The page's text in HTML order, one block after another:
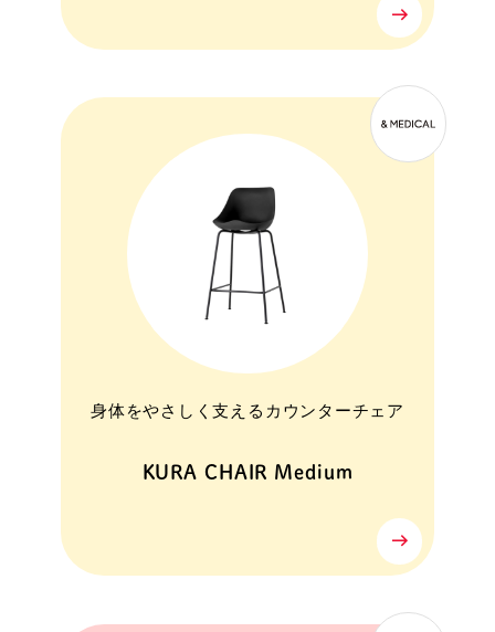
身体をやさしく支えるカウンターチェア
KURA CHAIR Medium